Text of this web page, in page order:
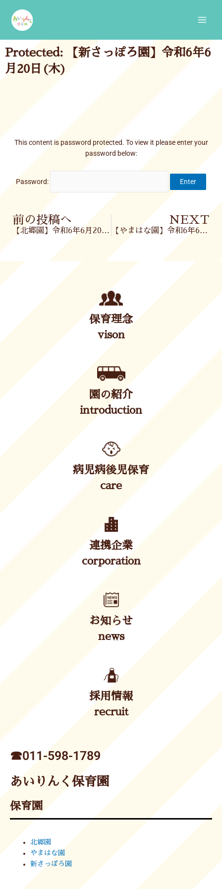
content
Protected: 【新さっぽろ園】令和6年6
月20日(木)
This content is password protected. To view it please enter your
password below:
Password:
Prev
前の投稿へ
【北郷園】令和6年6月20日(木)
NEXT
【やまはな園】令和6年6月21日(金)
保育理念
vison
園の紹介
introduction
病児病後児保育
care
連携企業
corporation
お知らせ
news
採用情報
recruit
☎︎011-598-1789
あいりんく保育園
保育園
北郷園
やまはな園
新さっぽろ園